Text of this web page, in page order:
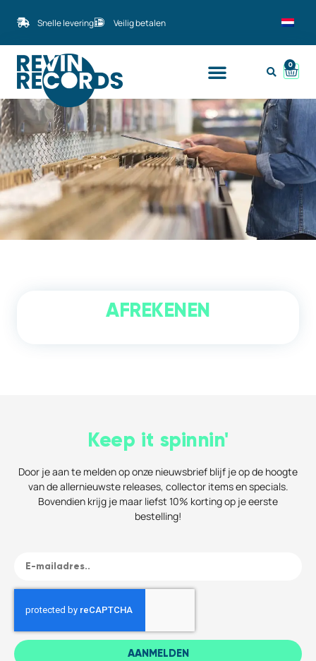
Snelle levering Veilig betalen
0
AFREKENEN
Keep it spinnin'
Door je aan te melden op onze nieuwsbrief blijf je op de hoogte
van de allernieuwste releases, collector items en specials.
Bovendien krijg je maar liefst 10% korting op je eerste
bestelling!
AANMELDEN